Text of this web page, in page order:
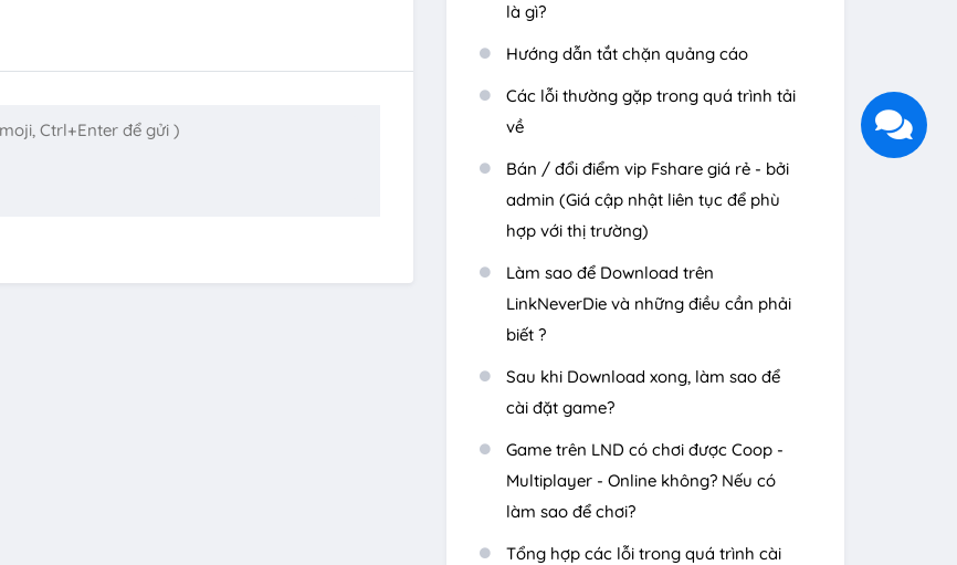
là gì?
Hướng dẫn tắt chặn quảng cáo
Các lỗi thường gặp trong quá trình tải
về
Bán / đổi điểm vip Fshare giá rẻ - bởi
admin (Giá cập nhật liên tục để phù
hợp với thị trường)
Làm sao để Download trên
LinkNeverDie và những điều cần phải
biết ?
Sau khi Download xong, làm sao để
cài đặt game?
Game trên LND có chơi được Coop -
Multiplayer - Online không? Nếu có
làm sao để chơi?
Tổng hợp các lỗi trong quá trình cài